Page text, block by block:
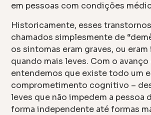
em pessoas com condições
Historicamente, esses
chamados simplesmente de
os sintomas eram graves, ou
quando mais leves. Com o
entendemos que existe todo um
comprometimento cognitivo –
leves que não impedem a pessoa
forma independente até formas